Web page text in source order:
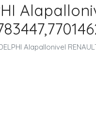
Alapallonivel